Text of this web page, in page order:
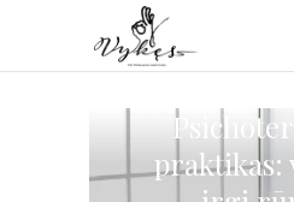
praktikas: